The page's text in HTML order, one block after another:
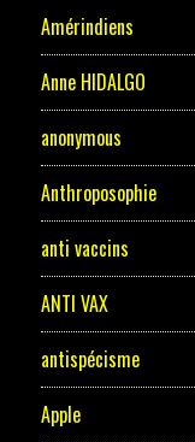
Amérindiens
Anne HIDALGO
anonymous
Anthroposophie
anti vaccins
ANTI VAX
antispécisme
Apple